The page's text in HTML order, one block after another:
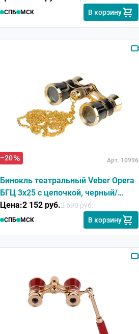
СПБ МСК В корзину
–20 Арт. 10996
Бинокль театральный Veber Opera
БГЦ 3x25 с цепочкой, черный/
золотой
Цена:2 152 руб.2 690 руб.
СПБ МСК В корзину